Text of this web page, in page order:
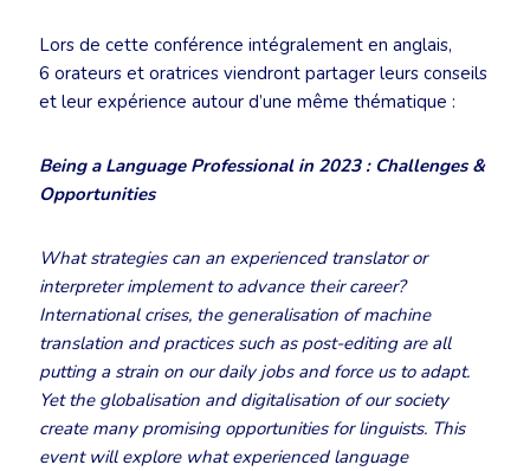
Lors de cette conférence intégralement en anglais,
6 orateurs et oratrices viendront partager leurs conseils
et leur expérience autour d’une même thématique :
Being a Language Professional in 2023 : Challenges &
Opportunities
What strategies can an experienced translator or
interpreter implement to advance their career?
International crises, the generalisation of machine
translation and practices such as post-editing are all
putting a strain on our daily jobs and force us to adapt.
Yet the globalisation and digitalisation of our society
create many promising opportunities for linguists. This
event will explore what experienced language